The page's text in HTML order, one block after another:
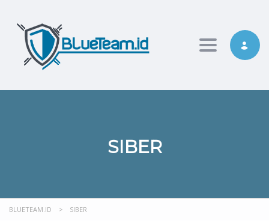
Toggle
SIBER
BLUETEAM.ID > SIBER